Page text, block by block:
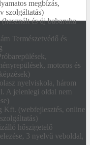
megbízás,
szolgáltatás)
és új babaruha
Természetvédő és
motoros és
nyelviskola, három
A jelenlegi oldal nem
Kft. (webfejlesztés, online
hőszigetelő
3 nyelvű veboldal,